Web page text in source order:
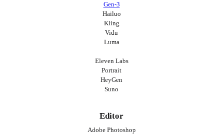
Gen-3
Hailuo
Kling
Vidu
Luma
Eleven Labs
Portrait
HeyGen
Suno
Editor
Adobe Photoshop